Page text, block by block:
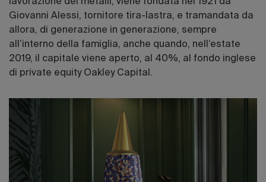
Giovanni Alessi, tornitore tira-lastra, e tramandata da
allora, di generazione in generazione, sempre
all’interno della famiglia, anche quando, nell’estate
2019, il capitale viene aperto, al 40%, al fondo inglese
di private equity Oakley Capital.